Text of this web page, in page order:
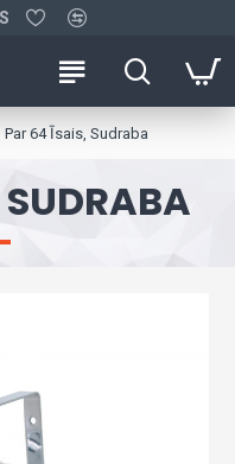
Par 64 Īsais, Sudraba